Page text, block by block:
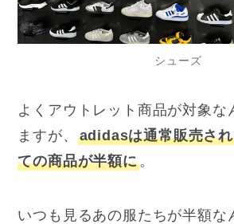
シューズ
よくアウトレット商品が対象な
ますが、 adidasは通常販売さ
ての商品が半額に。
いつも見るあの服たちが半額な